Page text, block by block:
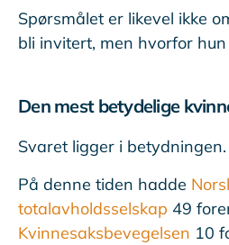
Spørsmålet er likevel ikke
bli invitert, men hvorfor
Den mest betydelige
Svaret ligger i betydningen.
På denne tiden hadde
totalavholdsselskap 49
Kvinnesaksbevegelsen 10